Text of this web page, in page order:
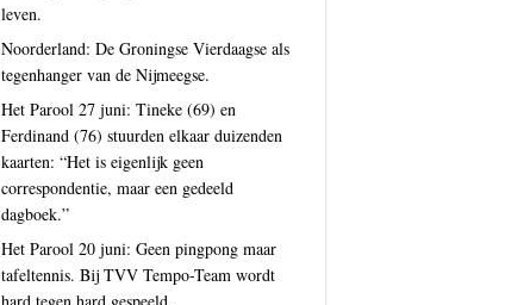
leven.
Noorderland: De Groningse Vierdaagse als
tegenhanger van de Nijmeegse.
Het Parool 27 juni: Tineke (69) en
Ferdinand (76) stuurden elkaar duizenden
kaarten: “Het is eigenlijk geen
correspondentie, maar een gedeeld
dagboek.”
Het Parool 20 juni: Geen pingpong maar
tafeltennis. Bij TVV Tempo-Team wordt